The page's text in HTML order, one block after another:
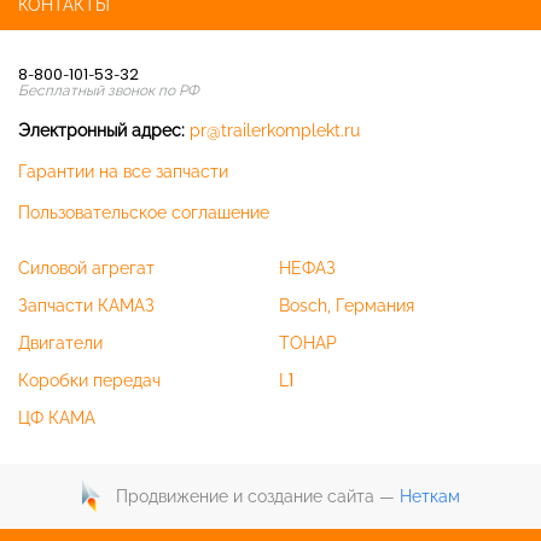
КОНТАКТЫ
8-800-101-53-32
Бесплатный звонок по РФ
Электронный адрес: pr@trailerkomplekt.ru
Гарантии на все запчасти
Пользовательское соглашение
Силовой агрегат
Запчасти КАМАЗ
Двигатели
Коробки передач
ЦФ КАМА
НЕФАЗ
Bosch, Германия
ТОНАР
L1
Продвижение и создание сайта — Неткам